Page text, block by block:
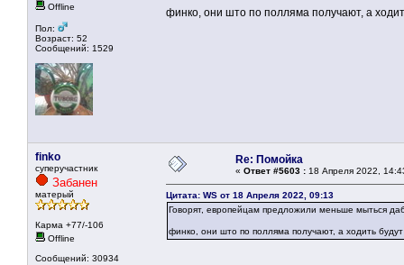
Offline
Пол:
Возраст: 52
Сообщений: 1529
финко, они што по полляма получают, а
finko
суперучастник
Забанен
матерый
Карма +77/-106
Offline
Сообщений: 30934
Re: Помойка
« Ответ #5603 : 18 Апреля 2022,
Цитата: WS от 18 Апреля 2022, 09:13
Говорят, европейцам предложили меньше мыться
финко, они што по полляма получают, а ходить